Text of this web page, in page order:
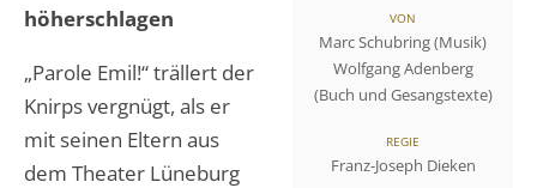
VON
Marc Schubring (Musik)
Wolfgang Adenberg
(Buch und Gesangstexte)
REGIE
Franz-Joseph Dieken
höherschlagen
„Parole Emil!“ trällert der
Knirps vergnügt, als er
mit seinen Eltern aus
dem Theater Lüneburg